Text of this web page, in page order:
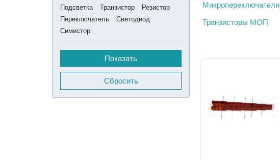
Подсветка
Транзистор
Резистор
Переключатель
Светодиод
Симистор
Сбросить
Микропереключатели
Транзисторы МОП